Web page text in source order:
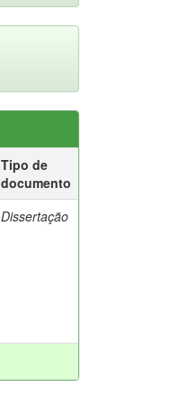
Tipo de
documento
Dissertação